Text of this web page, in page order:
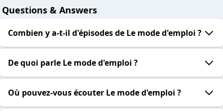
Questions & Answers
Combien y a-t-il d'épisodes de Le mode d'emploi ?
De quoi parle Le mode d'emploi ?
Où pouvez-vous écouter Le mode d'emploi ?